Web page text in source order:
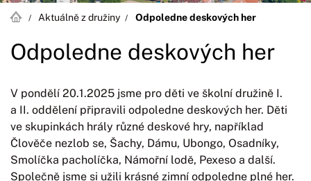
Aktuálně z družiny Odpoledne deskových her
Odpoledne deskových her
V pondělí 20.1.2025 jsme pro děti ve školní družině I.
a II. oddělení připravili odpoledne deskových her. Děti
ve skupinkách hrály různé deskové hry, například
Člověče nezlob se, Šachy, Dámu, Ubongo, Osadníky,
Smolíčka pacholíčka, Námořní lodě, Pexeso a další.
Společně jsme si užili krásné zimní odpoledne plné her.